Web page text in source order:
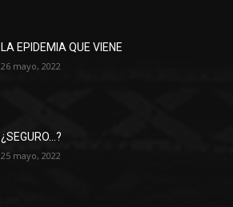
LA EPIDEMIA QUE VIENE
26 mayo, 2022
¿SEGURO…?
25 mayo, 2022